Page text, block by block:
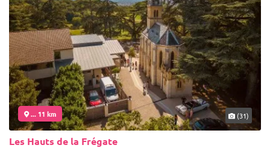
... 11 km (31)
Les Hauts de la Frégate